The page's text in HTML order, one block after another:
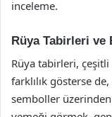
inceleme.
Rüya Tabirleri ve
Rüya tabirleri,
farklılık gösterse
semboller üzerinden